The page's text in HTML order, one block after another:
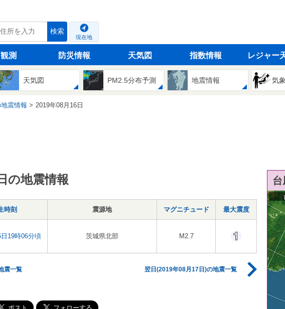
検索
現在地
観測 防災情報 天気図 指数情報 レジャー
天気図 PM2.5分布予測 地震情報 気
震情報 2019年08月16日
の地震情報
時刻 震源地 マグニチュード 最大震度
19時06分頃 茨城県北部 M2.7
震一覧 翌日(2019年08月17日)の地震一覧